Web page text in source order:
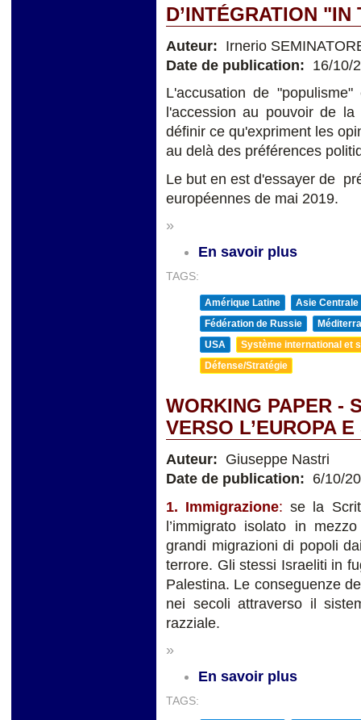
D’INTÉGRATION
Auteur: Irnerio
Date de publication: 16/10/
L'accusation de
l'accession au pouvoir de
définir ce qu'expriment les
au delà des préférences
Le but en est d'essayer de
européennes de mai 2019.
»
En savoir plus
TAGS:
Amérique Latine
Asie Centrale
Fédération de Russie
USA
Système international et
Défense/Stratégie
WORKING PAPER -
VERSO L’EUROPA
Auteur: Giuseppe Nastri
Date de publication: 6/10/
1. Immigrazione: se la
l’immigrato isolato in
grandi migrazioni di popoli
terrore. Gli stessi Israeliti in
Palestina. Le conseguenze
nei secoli attraverso il
razziale.
»
En savoir plus
TAGS: